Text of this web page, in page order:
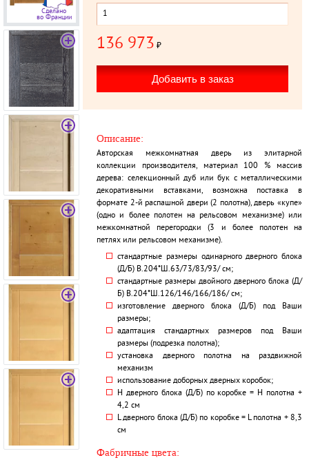
Сделано
во Франции
136 973 ₽
Описание:
Авторская межкомнатная дверь из элитарной
коллекции производителя, материал 100 % массив
дерева: селекционный дуб или бук с металлическими
декоративными вставками, возможна поставка в
формате 2-й распашной двери (2 полотна), дверь «купе»
(одно и более полотен на рельсовом механизме) или
межкомнатной перегородки (3 и более полотен на
петлях или рельсовом механизме).
стандартные размеры одинарного дверного блока
(Д/Б) В.204*Ш.63/73/83/93/ см;
стандартные размеры двойного дверного блока (Д/
Б) В.204*Ш.126/146/166/186/ см;
изготовление дверного блока (Д/Б) под Ваши
размеры;
адаптация стандартных размеров под Ваши
размеры (подрезка полотна);
установка дверного полотна на раздвижной
механизм
использование доборных дверных коробок;
H дверного блока (Д/Б) по коробке = H полотна +
4,2 см
L дверного блока (Д/Б) по коробке = L полотна + 8,3
см
Фабричные цвета: